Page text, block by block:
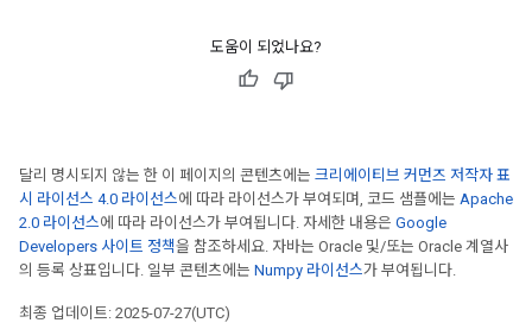
도움이 되었나요?
달리 명시되지 않는 한 이 페이지의 콘텐츠에는 크리에이티브 커먼즈 저작자 표
시 라이선스 4.0 라이선스에 따라 라이선스가 부여되며, 코드 샘플에는 Apache
2.0 라이선스에 따라 라이선스가 부여됩니다. 자세한 내용은 Google
Developers 사이트 정책을 참조하세요. 자바는 Oracle 및/또는 Oracle 계열사
의 등록 상표입니다. 일부 콘텐츠에는 Numpy 라이선스가 부여됩니다.
최종 업데이트: 2025-07-27(UTC)